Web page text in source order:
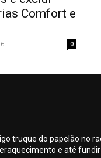
Comfort e
0
truque do papelão no
e até